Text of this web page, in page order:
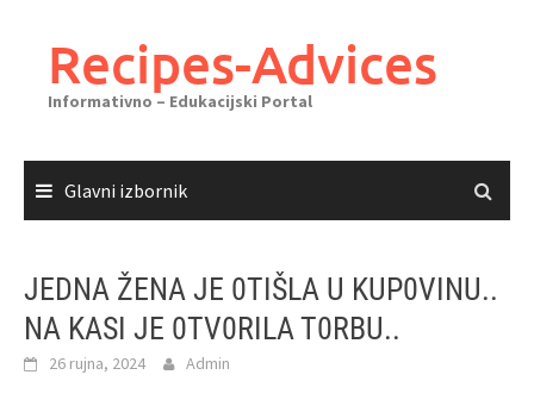
sadržajaRecipes-Advices
Informativno – Edukacijski Portal
Glavni izbornik
JEDNA ŽENA JE 0TIŠLA U KUP0VINU..
NA KASI JE 0TV0RILA T0RBU..
26 rujna, 2024 Admin